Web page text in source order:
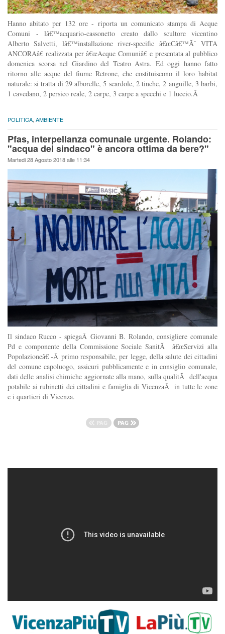
Hanno abitato per 132 ore - riporta un comunicato stampa di Acque
Comuni - lâ€™acquario-cassonetto creato dallo scultore vicentino
Alberto Salvetti, lâ€™installazione river-specific â€œCâ€™Ãˆ VITA
ANCORAâ€ realizzata per â€œAcque Comuniâ€ e presentata al pubblico
domenica scorsa nel Giardino del Teatro Astra. Ed oggi hanno fatto
ritorno alle acque del fiume Retrone, che costituiscono il loro habitat
naturale: si tratta di 29 alborelle, 5 scardole, 2 tinche, 2 anguille, 3 barbi,
1 cavedano, 2 persico reale, 2 carpe, 3 carpe a specchi e 1 luccio.Â
POLITICA AMBIENTE
Pfas, interpellanza comunale urgente. Rolando:
"acqua del sindaco" è ancora ottima da bere?"
Martedi 28 Agosto 2018 alle 11:34
Il sindaco Rucco - spiegaÂ Giovanni B. Rolando, consigliere comunale
Pd e componente della Commissione Sociale SanitÃ â€œServizi alla
Popolazioneâ€ -Â primo responsabile, per legge, della salute dei cittadini
del comune capoluogo, assicuri pubblicamente e in consiglio comunale,
dati delle analisi chimiche aggiornate alla mano, sulla qualitÃ dell'acqua
potabile ai rubinetti dei cittadini e famiglia di VicenzaÂ in tutte le zone
e i quartieri di Vicenza.